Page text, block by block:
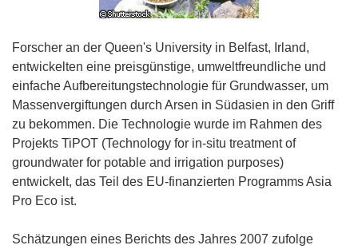
Forscher an der Queen's University in Belfast, Irland,
entwickelten eine preisgünstige, umweltfreundliche und
einfache Aufbereitungstechnologie für Grundwasser, um
Massenvergiftungen durch Arsen in Südasien in den Griff
zu bekommen. Die Technologie wurde im Rahmen des
Projekts TiPOT (Technology for in-situ treatment of
groundwater for potable and irrigation purposes)
entwickelt, das Teil des EU-finanzierten Programms Asia
Pro Eco ist.
Schätzungen eines Berichts des Jahres 2007 zufolge